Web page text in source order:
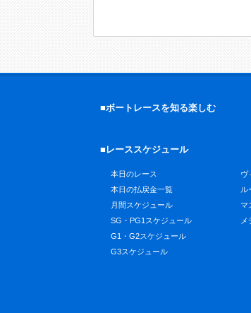
■ボートレースを知る楽しむ
■レーススケジュール
本日のレース
本日の払戻金一覧
月間スケジュール
SG・PG1スケジュール
G1・G2スケジュール
G3スケジュール
ヴ
ル
マ
メ